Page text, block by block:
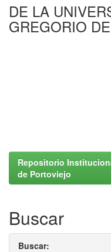
DE LA
GREGORIO
Repositorio
de Portoviejo
Buscar
Buscar: